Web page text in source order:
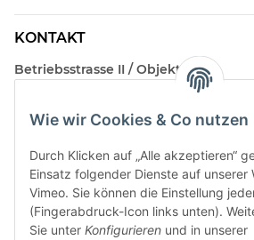
Wie wir Cookies & Co nutzen
Durch Klicken auf „Alle akzeptieren“
Einsatz folgender Dienste auf unserer
Vimeo. Sie können die Einstellung
(Fingerabdruck-Icon links unten).
Sie unter Konfigurieren und in unserer
KONTAKT
Betriebsstrasse II / Objekt 17
Kontakt